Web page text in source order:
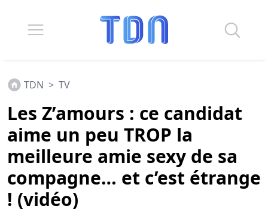
TDN > TV
Les Z’amours : ce candidat
aime un peu TROP la
meilleure amie sexy de sa
compagne… et c’est étrange
! (vidéo)